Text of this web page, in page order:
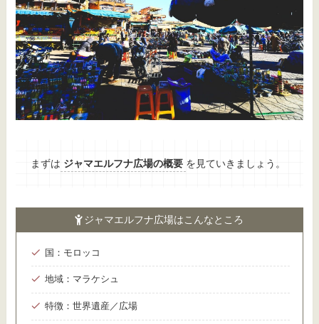
まずは ジャマエルフナ広場の概要 を見ていきましょう。
ジャマエルフナ広場はこんなところ
国：モロッコ
地域：マラケシュ
特徴：世界遺産／広場